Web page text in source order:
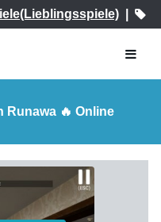
|
Runawa 🔥 Online